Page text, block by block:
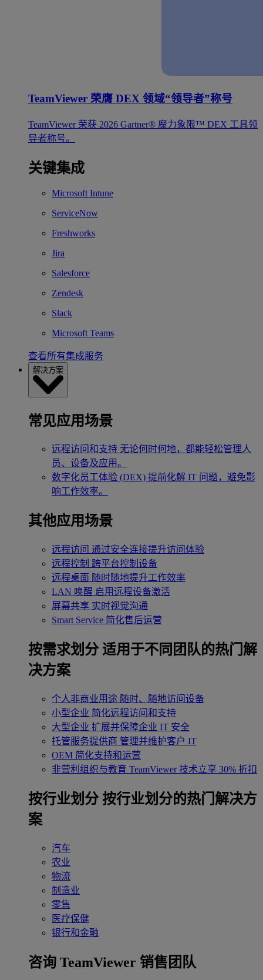
TeamViewer 荣膺 DEX 领域“领导者”称号
TeamViewer 荣获 2026 Gartner® 魔力象限™ DEX 工具领
导者称号。
关键集成
Microsoft Intune
ServiceNow
Freshworks
Jira
Salesforce
Zendesk
Slack
Microsoft Teams
查看所有集成服务
解决方案
常见应用场景
远程访问和支持 无论何时何地，都能轻松管理人
员、设备及应用。
数字化员工体验 (DEX) 提前化解 IT 问题，避免影
响工作效率。
其他应用场景
远程访问 通过安全连接提升访问体验
远程控制 跨平台控制设备
远程桌面 随时随地提升工作效率
LAN 唤醒 启用远程设备激活
屏幕共享 实时视觉沟通
Smart Service 简化售后运营
按需求划分 适用于不同团队的热门解
决方案
个人非商业用途 随时、随地访问设备
小型企业 简化远程访问和支持
大型企业 扩展并保障企业 IT 安全
托管服务提供商 管理并维护客户 IT
OEM 简化支持和运营
非营利组织与教育 TeamViewer 技术立享 30% 折扣
‌按行业划分 按行业划分的热门解决方
案
汽车
农业
物流
制造业
零售
医疗保健
银行和金融
咨询 TeamViewer 销售团队